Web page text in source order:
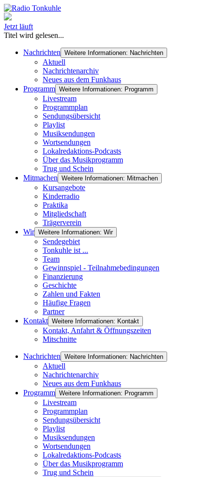
Jetzt läuft
Titel wird gelesen...
Nachrichten Weitere Informationen: Nachrichten
Aktuell
Nachrichtenarchiv
Neues aus dem Funkhaus
Programm Weitere Informationen: Programm
Livestream
Programmplan
Sendungsübersicht
Playlist
Musiksendungen
Wortsendungen
Lokalredaktions-Podcasts
Über das Musikprogramm
Trug und Schein
Mitmachen Weitere Informationen: Mitmachen
Kursangebote
Kinderradio
Praktika
Mitgliedschaft
Trägerverein
Wir Weitere Informationen: Wir
Sendegebiet
Tonkuhle ist ...
Team
Gewinnspiel - Teilnahmebedingungen
Finanzierung
Geschichte
Zahlen und Fakten
Häufige Fragen
Partner
Kontakt Weitere Informationen: Kontakt
Kontakt, Anfahrt & Öffnungszeiten
Mitschnitte
Nachrichten Weitere Informationen: Nachrichten
Aktuell
Nachrichtenarchiv
Neues aus dem Funkhaus
Programm Weitere Informationen: Programm
Livestream
Programmplan
Sendungsübersicht
Playlist
Musiksendungen
Wortsendungen
Lokalredaktions-Podcasts
Über das Musikprogramm
Trug und Schein